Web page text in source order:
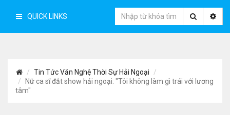
QUICK LINKS
Tin Tức Văn Nghệ Thời Sự Hải Ngoại
Nữ ca sĩ đắt show hải ngoại: "Tôi không làm gì trái với lương
tâm"